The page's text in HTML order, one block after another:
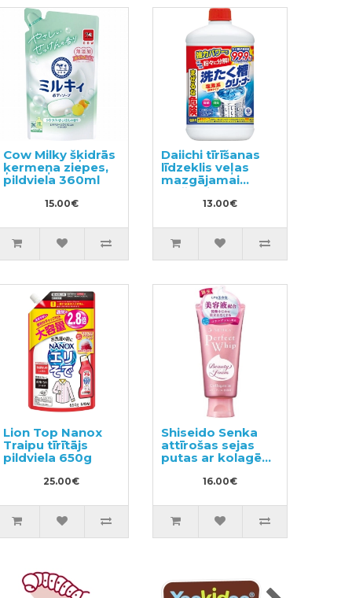
Cow Milky šķidrās
ķermeņa ziepes,
pildviela 360ml
15.00€
Daiichi tīrīšanas
līdzeklis veļas
mazgājamai
mašīnai 550g
13.00€
Lion Top Nanox
Traipu tīrītājs
pildviela 650g
25.00€
Shiseido Senka
attīrošas sejas
putas ar kolagēnu
16.00€